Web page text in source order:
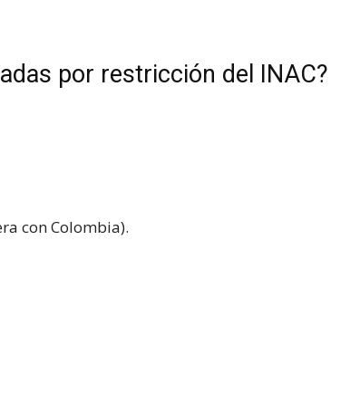
por restricción del INAC?
con Colombia).